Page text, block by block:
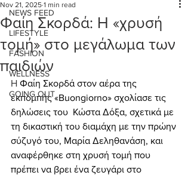
NEWS FEED
LIFESTYLE
FASHION
WELLNESS
GOING OUT
Φαίη Σκορδά: Η «χρυσή
τομή» στο μεγάλωμα των
παιδιών
Nov 21, 2025 1 min read
Η Φαίη Σκορδά στον αέρα της
εκπομπής «Buongiorno» σχολίασε τις
δηλώσεις του  Κώστα Δόξα, σχετικά με
τη δικαστική του διαμάχη με την πρώην
σύζυγό του, Μαρία Δεληθανάση, και
αναφέρθηκε στη χρυσή τομή που
πρέπει να βρει ένα ζευγάρι στο